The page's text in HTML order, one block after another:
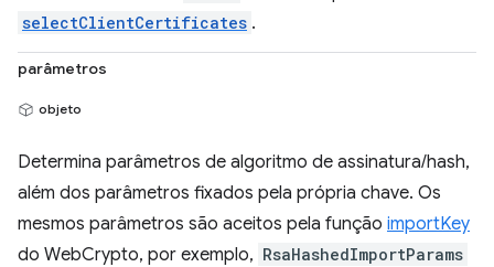
selectClientCertificates .
parâmetros
objeto
Determina parâmetros de algoritmo de assinatura/hash,
além dos parâmetros fixados pela própria chave. Os
mesmos parâmetros são aceitos pela função importKey
do WebCrypto, por exemplo, RsaHashedImportParams